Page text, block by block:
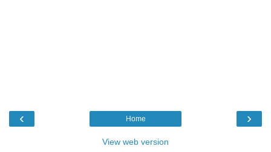
‹ ›
Home
View web version